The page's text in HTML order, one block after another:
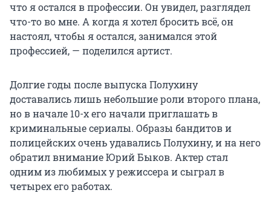
что я остался в профессии. Он увидел, разглядел
что-то во мне. А когда я хотел бросить всё, он
настоял, чтобы я остался, занимался этой
профессией, — поделился артист.
Долгие годы после выпуска Полухину
доставались лишь небольшие роли второго плана,
но в начале 10-хего начали приглашать в
криминальные сериалы. Образы бандитов и
полицейских очень удавались Полухину, и на него
обратил внимание Юрий Быков. Актер стал
одним из любимых у режиссера и сыграл в
четырех его работах.